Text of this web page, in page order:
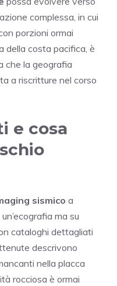
complessa, in cui
porzioni ormai
della costa pacifica, è
che la geografia
a riscritture nel corso
e cosa
sismico a
ma su
cataloghi dettagliati
descrivono
nella placca
rocciosa è ormai